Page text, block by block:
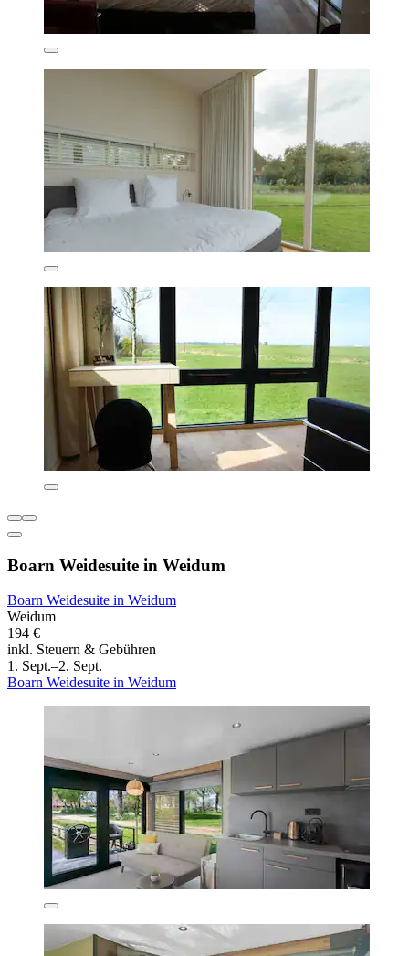
Boarn Weidesuite in Weidum
Boarn Weidesuite in Weidum
Weidum
194 €
inkl. Steuern & Gebühren
1. Sept.–2. Sept.
Boarn Weidesuite in Weidum